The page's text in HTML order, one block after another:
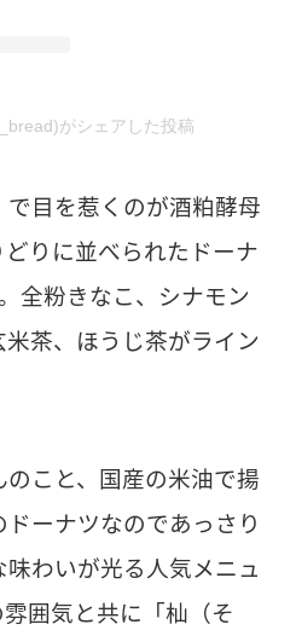
がシェアした投稿
目を惹くのが​酒粕酵母
りに並べられたドーナ
全粉きなこ、シナモン
茶、ほうじ茶がライン
こと、国産の米油で揚
ーナツなのであっさり
わいが光る人気メニュ
囲気と共に「杣（そ